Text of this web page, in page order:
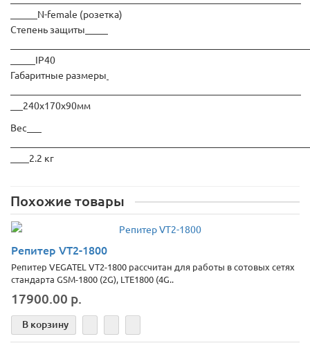
N-female (розетка)
Степень защиты
IP40
Габаритные размеры
240х170х90мм
Вес
2.2 кг
Похожие товары
Репитер VT2-1800
Репитер VEGATEL VT2-1800 рассчитан для работы в сотовых сетях
стандарта GSM-1800 (2G), LTE1800 (4G..
17900.00 р.
В корзину